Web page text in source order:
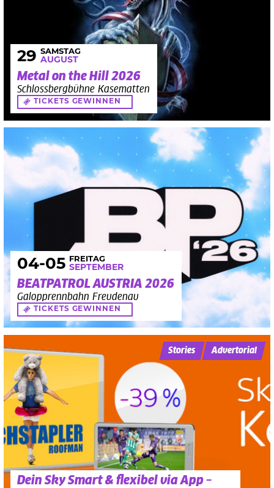
29 SAMSTAG
AUGUST
Metal on the Hill 2026
Schlossbergbühne Kasematten
TICKETS GEWINNEN
04-05 FREITAG
SEPTEMBER
BEATPATROL AUSTRIA 2026
Galopprennbahn Freudenau
TICKETS GEWINNEN
Dein Sky Smart & flexibel via App –
Stories Advertorial